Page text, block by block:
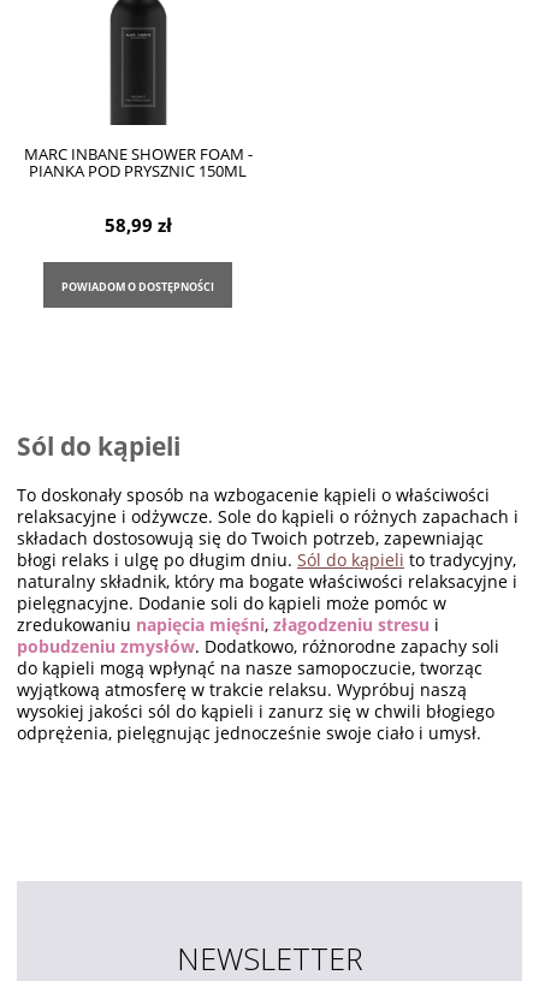
MARC INBANE SHOWER FOAM -
PIANKA POD PRYSZNIC 150ML
58,99 zł
POWIADOM O DOSTĘPNOŚCI
Sól do kąpieli
To doskonały sposób na wzbogacenie kąpieli o właściwości
relaksacyjne i odżywcze. Sole do kąpieli o różnych zapachach i
składach dostosowują się do Twoich potrzeb, zapewniając
błogi relaks i ulgę po długim dniu. Sól do kąpieli to tradycyjny,
naturalny składnik, który ma bogate właściwości relaksacyjne i
pielęgnacyjne. Dodanie soli do kąpieli może pomóc w
zredukowaniu napięcia mięśni, złagodzeniu stresu i
pobudzeniu zmysłów. Dodatkowo, różnorodne zapachy soli
do kąpieli mogą wpłynąć na nasze samopoczucie, tworząc
wyjątkową atmosferę w trakcie relaksu. Wypróbuj naszą
wysokiej jakości sól do kąpieli i zanurz się w chwili błogiego
odprężenia, pielęgnując jednocześnie swoje ciało i umysł.
NEWSLETTER